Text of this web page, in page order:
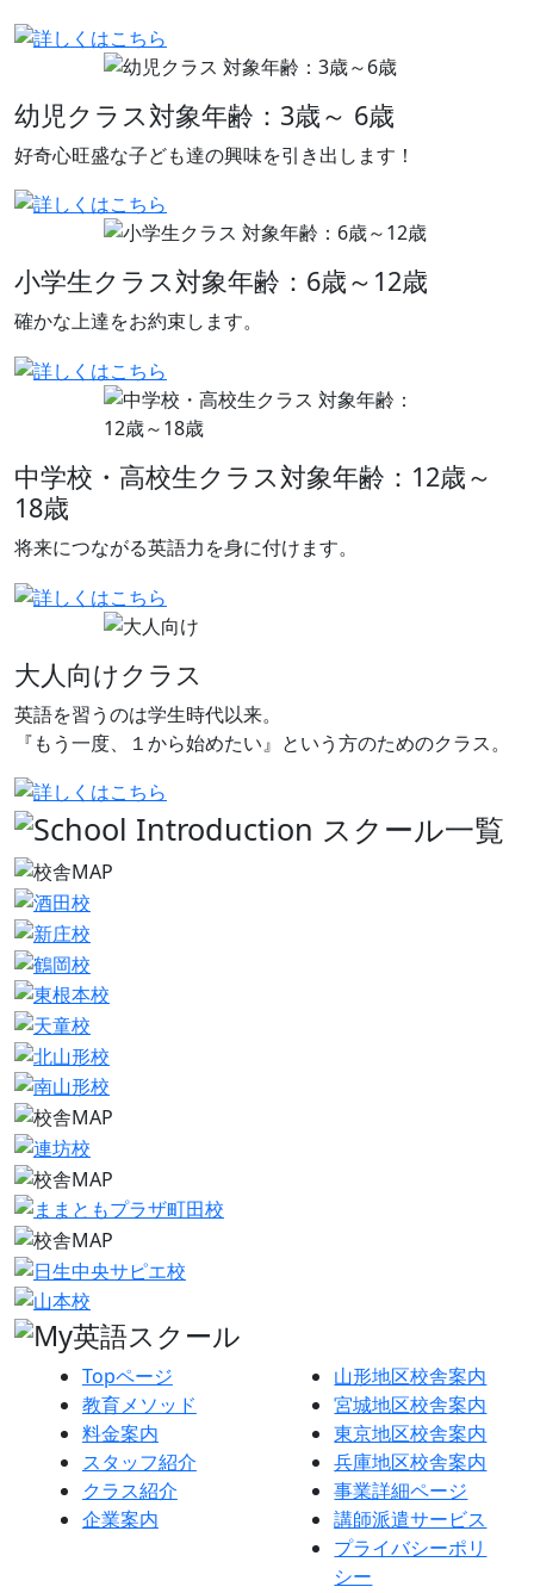
幼児クラス対象年齢：3歳～ 6歳
好奇心旺盛な子ども達の興味を引き出します！
小学生クラス対象年齢：6歳～12歳
確かな上達をお約束します。
中学校・高校生クラス対象年齢：12歳～
18歳
将来につながる英語力を身に付けます。
大人向けクラス
英語を習うのは学生時代以来。
『もう一度、１から始めたい』という方のためのクラス。
Topページ
教育メソッド
料金案内
スタッフ紹介
クラス紹介
企業案内
山形地区校舎案内
宮城地区校舎案内
東京地区校舎案内
兵庫地区校舎案内
事業詳細ページ
講師派遣サービス
プライバシーポリ
シー